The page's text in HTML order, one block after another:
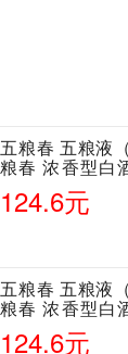
五粮春 五粮液
粮春 浓香型白
500ml*2瓶 含酒具
124.6元
五粮春 五粮液
粮春 浓香型白
500ml*2瓶 含酒具
124.6元